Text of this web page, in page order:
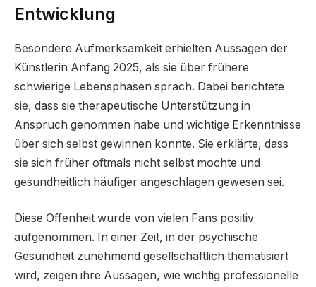
Entwicklung
Besondere Aufmerksamkeit erhielten Aussagen der
Künstlerin Anfang 2025, als sie über frühere
schwierige Lebensphasen sprach. Dabei berichtete
sie, dass sie therapeutische Unterstützung in
Anspruch genommen habe und wichtige Erkenntnisse
über sich selbst gewinnen konnte. Sie erklärte, dass
sie sich früher oftmals nicht selbst mochte und
gesundheitlich häufiger angeschlagen gewesen sei.
Diese Offenheit wurde von vielen Fans positiv
aufgenommen. In einer Zeit, in der psychische
Gesundheit zunehmend gesellschaftlich thematisiert
wird, zeigen ihre Aussagen, wie wichtig professionelle